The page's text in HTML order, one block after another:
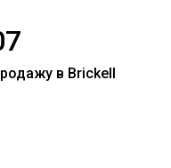
в Brickell